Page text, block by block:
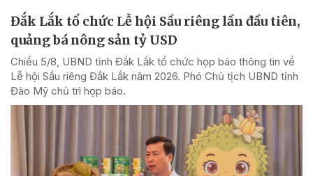
Đắk Lắk tổ chức Lễ hội Sầu riêng lần đầu tiên,
quảng bá nông sản tỷ USD
Chiều 5/8, UBND tỉnh Đắk Lắk tổ chức họp báo thông tin về
Lễ hội Sầu riêng Đắk Lắk năm 2026. Phó Chủ tịch UBND tỉnh
Đào Mỹ chủ trì họp báo.